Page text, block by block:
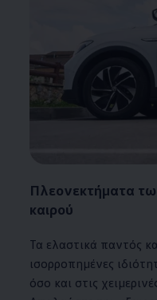
Πλεονεκτήματα
καιρού
Τα ελαστικά παντός
ισορροπημένες
όσο και στις